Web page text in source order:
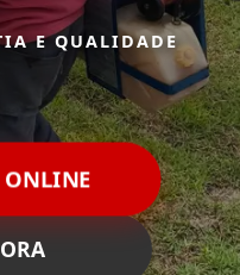
E QUALIDADE
ONLINE